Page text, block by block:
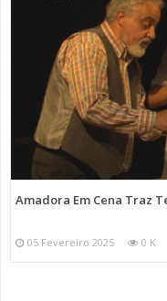
Amadora Em Cena Traz
05 Fevereiro 2025 0 K